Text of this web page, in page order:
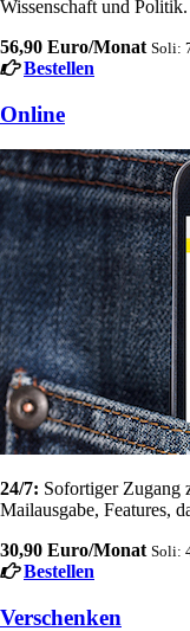
Wissenschaft und
56,90 Euro/Monat Soli:
Bestellen
Online
24/7: Sofortiger Zugang
Mailausgabe, Features,
30,90 Euro/Monat Soli:
Bestellen
Verschenken